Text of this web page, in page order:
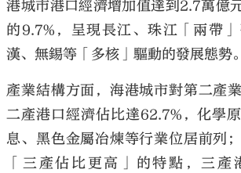
港城市港口經濟增加值達到2.7萬億
的9.7%，呈現長江、珠江「兩帶
漢、無錫等「多核」驅動的發展態勢。
產業結構方面，海港城市對第二產
二產港口經濟佔比達62.7%，化學
息、黑色金屬冶煉等行業位居前列
「三產佔比更高」的特點，三產